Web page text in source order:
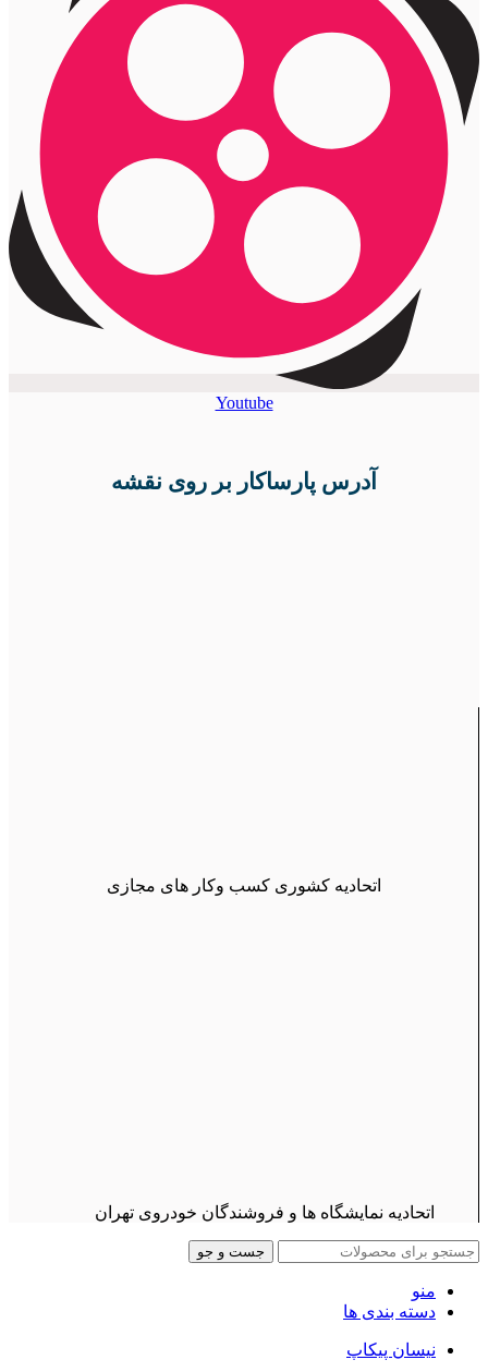
Youtube
آدرس پارساکار بر روی نقشه
اتحادیه کشوری کسب وکار های مجازی
اتحادیه نمایشگاه ها و فروشندگان خودروی تهران
جست و جو
منو
دسته بندی ها
نیسان پیکاپ